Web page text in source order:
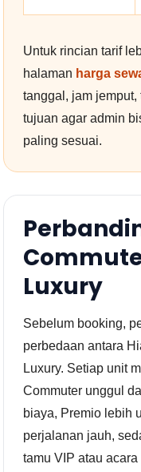
Untuk rincian tarif
halaman harga
tanggal, jam
tujuan agar admin
paling sesuai.
Luxury
Sebelum booking,
perbedaan antara
Luxury. Setiap unit
Commuter unggul
biaya, Premio lebih
perjalanan jauh,
tamu VIP atau acara